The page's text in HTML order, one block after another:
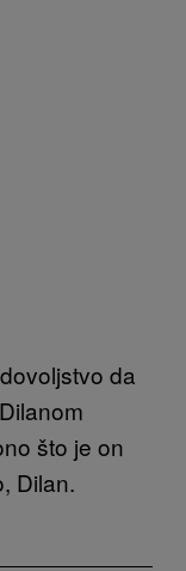
da
što je on
Dilan.